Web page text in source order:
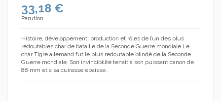
(1 avis)
33,18 €
Parution
Histoire, développement, production et rôles de l’un des plus
redoutables char de bataille de la Seconde Guerre mondiale Le
char Tigre allemand fut le plus redoutable blindé de la Seconde
Guerre mondiale. Son invincibilité tenait à son puissant canon de
88 mm et à sa cuirasse épaisse.